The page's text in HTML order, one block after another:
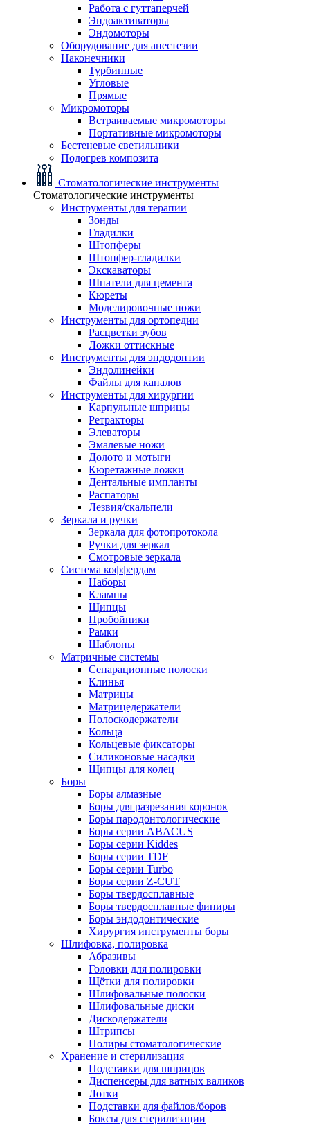
Работа с гуттаперчей
Эндоактиваторы
Эндомоторы
Оборудование для анестезии
Наконечники
Турбинные
Угловые
Прямые
Микромоторы
Встраиваемые микромоторы
Портативные микромоторы
Бестеневые светильники
Подогрев композита
Стоматологические инструменты
Стоматологические инструменты
Инструменты для терапии
Зонды
Гладилки
Штопферы
Штопфер-гладилки
Экскаваторы
Шпатели для цемента
Кюреты
Моделировочные ножи
Инструменты для ортопедии
Расцветки зубов
Ложки оттискные
Инструменты для эндодонтии
Эндолинейки
Файлы для каналов
Инструменты для хирургии
Карпульные шприцы
Ретракторы
Элеваторы
Эмалевые ножи
Долото и мотыги
Кюретажные ложки
Дентальные импланты
Распаторы
Лезвия/скальпели
Зеркала и ручки
Зеркала для фотопротокола
Ручки для зеркал
Смотровые зеркала
Система коффердам
Наборы
Клампы
Щипцы
Пробойники
Рамки
Шаблоны
Матричные системы
Сепарационные полоски
Клинья
Матрицы
Матрицедержатели
Полоскодержатели
Кольца
Кольцевые фиксаторы
Силиконовые насадки
Щипцы для колец
Боры
Боры алмазные
Боры для разрезания коронок
Боры пародонтологические
Боры серии ABACUS
Боры серии Kiddes
Боры серии TDF
Боры серии Turbo
Боры серии Z-CUT
Боры твердосплавные
Боры твердосплавные финиры
Боры эндодонтические
Хирургия инструменты боры
Шлифовка, полировка
Абразивы
Головки для полировки
Щётки для полировки
Шлифовальные полоски
Шлифовальные диски
Дискодержатели
Штрипсы
Полиры стоматологические
Хранение и стерилизация
Подставки для шприцов
Диспенсеры для ватных валиков
Лотки
Подставки для файлов/боров
Боксы для стерилизации